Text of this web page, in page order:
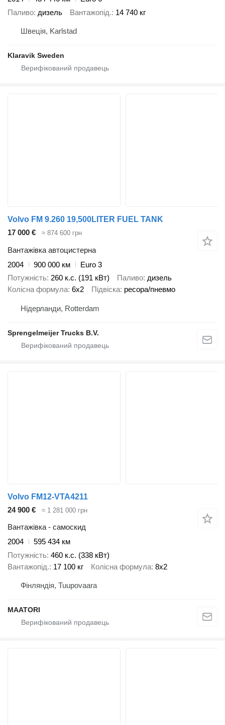
Паливо дизель Вантажопід. 14 740 кг
Швеція, Karlstad
Klaravik Sweden
Volvo FM 9.260 19,500LITER FUEL TANK
17 000 €
≈ 874 600 грн
Вантажівка автоцистерна
2004
900 000 км
Euro 3
Потужність 260 к.с. (191 кВт) Паливо дизель
Колісна формула 6x2 Підвіска ресора/пневмо
Нідерланди, Rotterdam
Sprengelmeijer Trucks B.V.
Volvo FM12-VTA4211
24 900 €
≈ 1 281 000 грн
Вантажівка - самоскид
2004
595 434 км
Потужність 460 к.с. (338 кВт)
Вантажопід. 17 100 кг Колісна формула 8x2
Фінляндія, Tuupovaara
MAATORI